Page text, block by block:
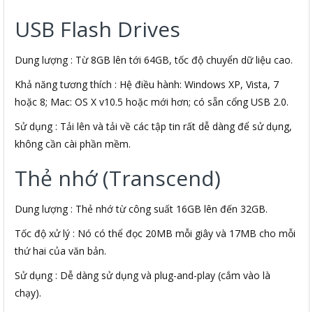
USB Flash Drives
Dung lượng : Từ 8GB lên tới 64GB, tốc độ chuyển dữ liệu cao.
Khả năng tương thích : Hệ điều hành: Windows XP, Vista, 7
hoặc 8; Mac: OS X v10.5 hoặc mới hơn; có sẵn cổng USB 2.0.
Sử dụng : Tải lên và tải về các tập tin rất dễ dàng để sử dụng,
không cần cài phần mềm.
Thẻ nhớ (Transcend)
Dung lượng : Thẻ nhớ từ công suất 16GB lên đến 32GB.
Tốc độ xử lý : Nó có thể đọc 20MB mỗi giây và 17MB cho mỗi
thứ hai của văn bản.
Sử dụng : Dễ dàng sử dụng và plug-and-play (cắm vào là
chạy).